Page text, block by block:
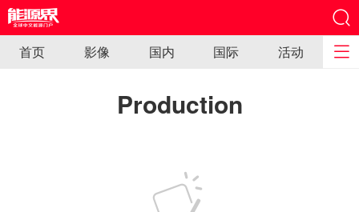
首页 影像 国内 国际 活动
Production